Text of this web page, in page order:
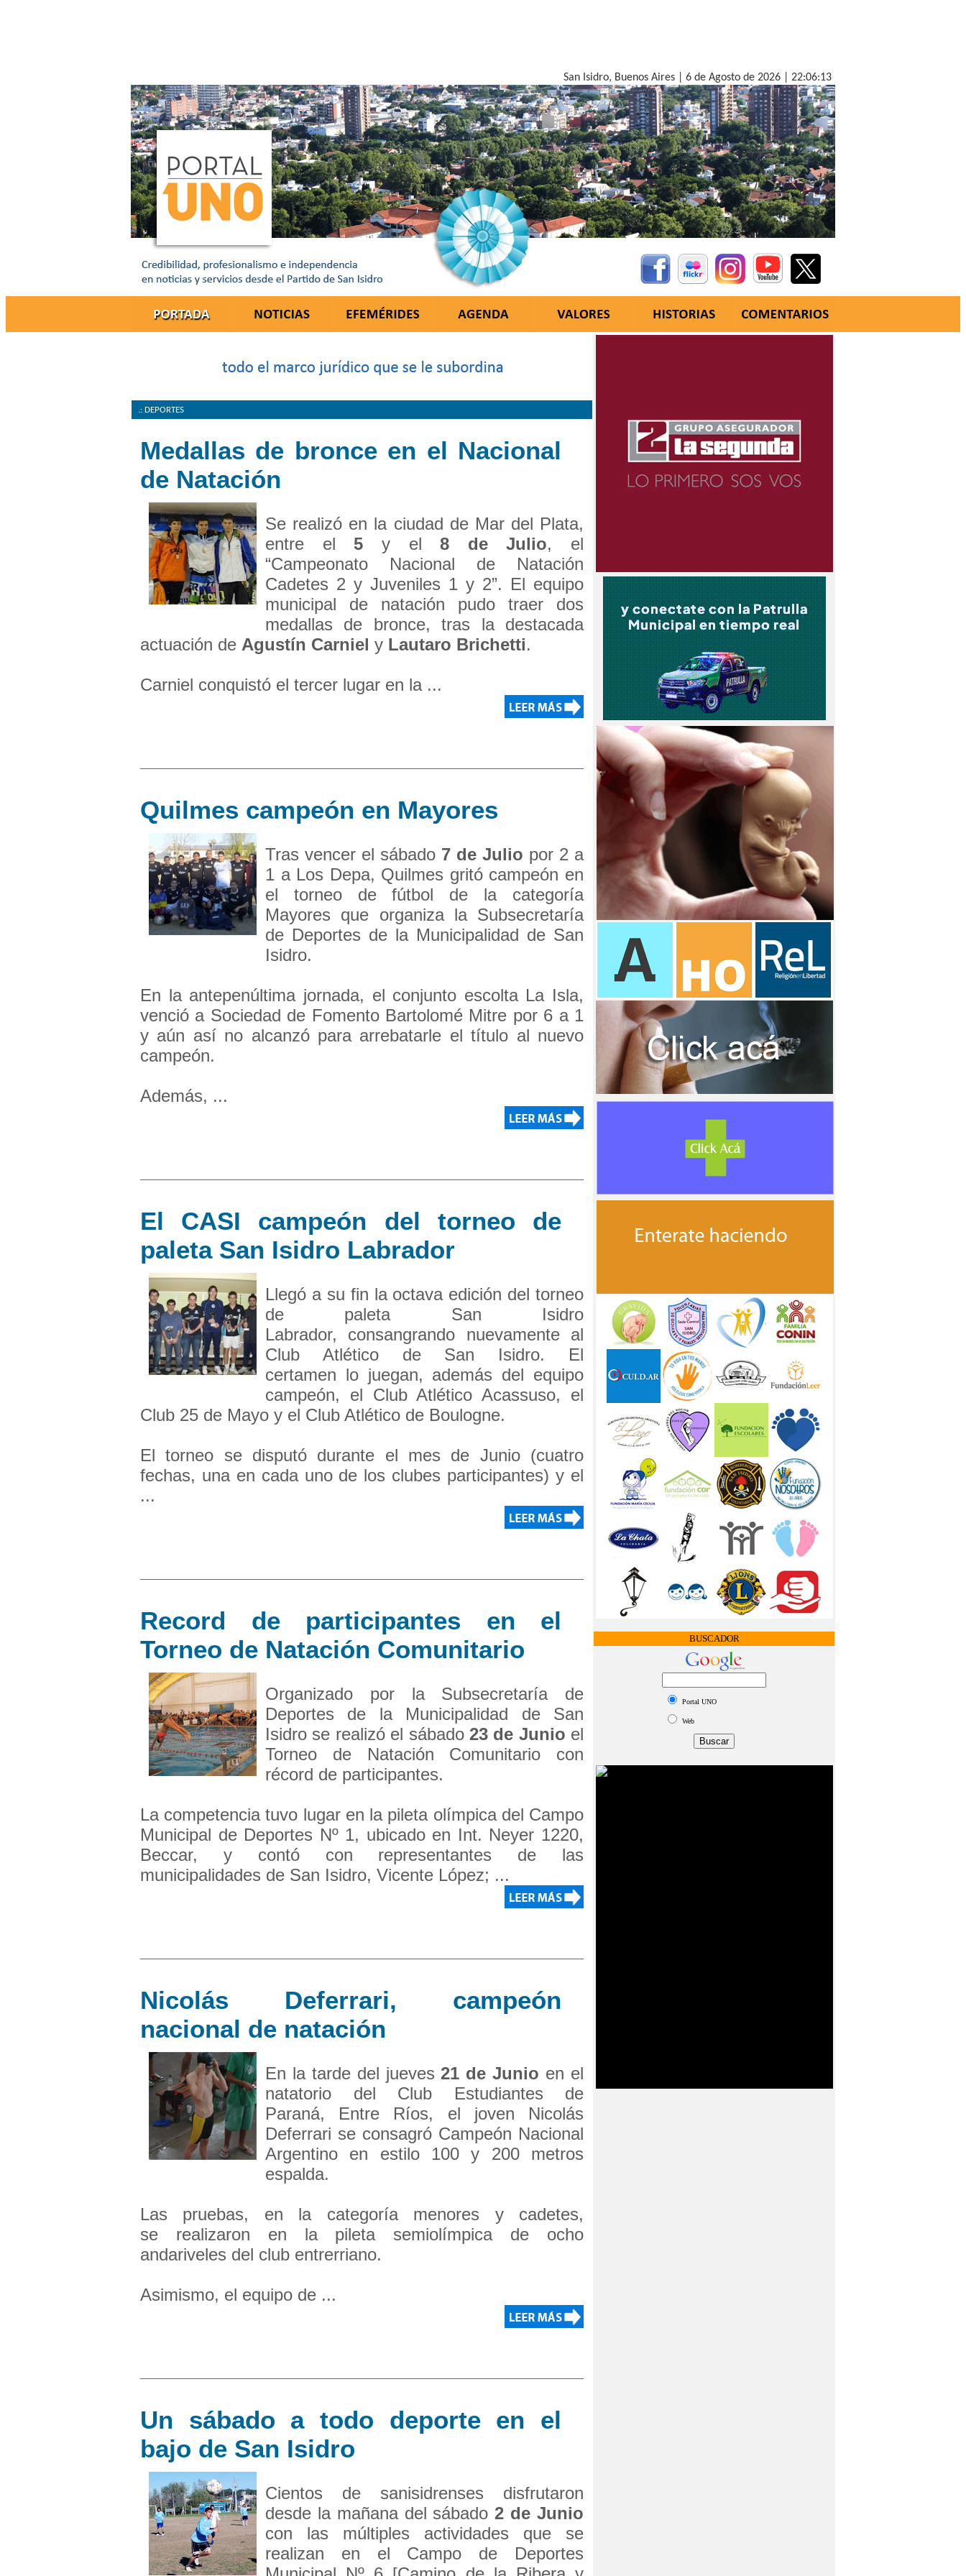
San Isidro, Buenos Aires | 6 de Agosto de 2026 | 22:06:14
.: DEPORTES
Medallas de bronce en el Nacional
de Natación
Se realizó en la ciudad de Mar del Plata,
entre el 5 y el 8 de Julio, el
“Campeonato Nacional de Natación
Cadetes 2 y Juveniles 1 y 2”. El equipo
municipal de natación pudo traer dos
medallas de bronce, tras la destacada
actuación de Agustín Carniel y Lautaro Brichetti.
Carniel conquistó el tercer lugar en la ...
Quilmes campeón en Mayores
Tras vencer el sábado 7 de Julio por 2 a
1 a Los Depa, Quilmes gritó campeón en
el torneo de fútbol de la categoría
Mayores que organiza la Subsecretaría
de Deportes de la Municipalidad de San
Isidro.
En la antepenúltima jornada, el conjunto escolta La Isla,
venció a Sociedad de Fomento Bartolomé Mitre por 6 a 1
y aún así no alcanzó para arrebatarle el título al nuevo
campeón.
Además, ...
El CASI campeón del torneo de
paleta San Isidro Labrador
Llegó a su fin la octava edición del torneo
de paleta San Isidro
Labrador, consangrando nuevamente al
Club Atlético de San Isidro. El
certamen lo juegan, además del equipo
campeón, el Club Atlético Acassuso, el
Club 25 de Mayo y el Club Atlético de Boulogne.
El torneo se disputó durante el mes de Junio (cuatro
fechas, una en cada uno de los clubes participantes) y el
...
Record de participantes en el
Torneo de Natación Comunitario
Organizado por la Subsecretaría de
Deportes de la Municipalidad de San
Isidro se realizó el sábado23 de Junio el
Torneo de Natación Comunitario con
récord de participantes.
La competencia tuvo lugar en la pileta olímpica del Campo
Municipal de Deportes Nº 1, ubicado en Int. Neyer 1220,
Beccar, y contó con representantes de las
municipalidades de San Isidro, Vicente López; ...
Nicolás Deferrari, campeón
nacional de natación
En la tarde del jueves21 de Junio en el
natatorio del Club Estudiantes de
Paraná, Entre Ríos, el joven Nicolás
Deferrari se consagró Campeón Nacional
Argentino en estilo 100 y 200 metros
espalda.
Las pruebas, en la categoría menores y cadetes,
se realizaron en la pileta semiolímpica de ocho
andariveles del club entrerriano.
Asimismo, el equipo de ...
Un sábado a todo deporte en el
bajo de San Isidro
Cientos de sanisidrenses disfrutaron
desde la mañana del sábado2 de Junio
con las múltiples actividades que se
realizan en el Campo de Deportes
BUSCADOR
Portal UNO
Web